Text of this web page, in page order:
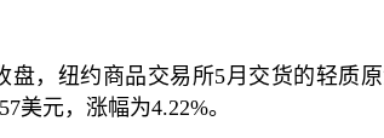
，纽约商品交易所5月交货的轻质
美元，涨幅为4.22%。